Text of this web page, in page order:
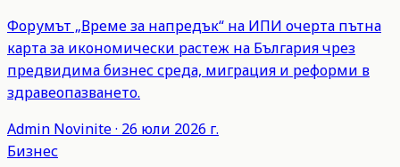
Форумът „Време за напредък“ на ИПИ очерта пътна
карта за икономически растеж на България чрез
предвидима бизнес среда, миграция и реформи в
здравеопазването.
Admin Novinite· 26 юли 2026 г.
Бизнес